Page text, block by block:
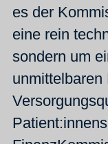
es der
eine rein
sondern um
unmittelbaren